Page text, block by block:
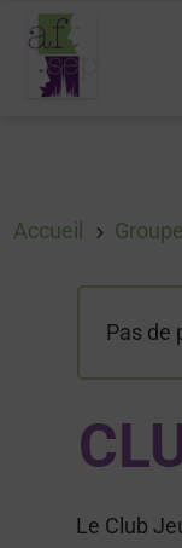
Accueil 5
Pas de
Le Club